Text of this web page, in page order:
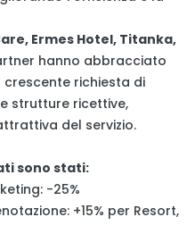
Ermes Hotel, Titanka,
hanno abbracciato
richiesta di
strutture ricettive,
del servizio.
sono stati:
-25%
+15% per Resort,